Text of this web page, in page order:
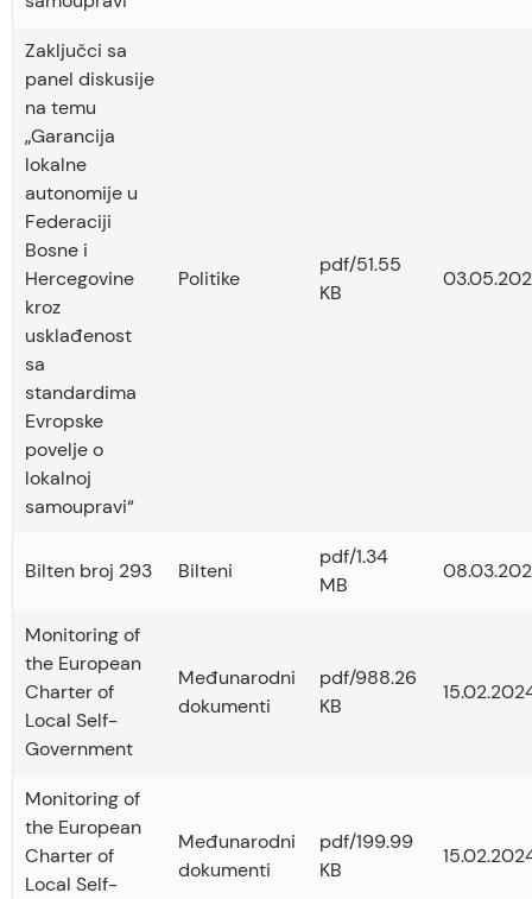
Zaključci sa
panel diskusije
na temu
„Garancija
lokalne
autonomije u
Federaciji
Bosne i
Hercegovine
kroz
usklađenost
sa
standardima
Evropske
povelje o
lokalnoj
samoupravi“
Politike
pdf/51.55
KB
Bilten broj 293 Bilteni
pdf/1.34
MB
Monitoring of
the European
Charter of
Local Self-
Government
Međunarodni
dokumenti
pdf/988.26
KB
Monitoring of
the European
Charter of
Local Self-
Međunarodni
dokumenti
pdf/199.99
KB